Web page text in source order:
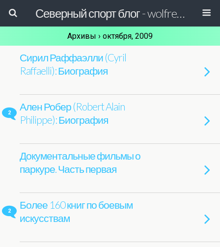
Северный спорт блог - wolfreactor
Архивы › октября, 2009
Сирил Раффаэлли (Cyril
Raffaelli): Биография
2
Ален Робер (Robert Alain
Philippe): Биография
Документальные фильмы о
паркуре. Часть первая
2
Более 160 книг по боевым
искусствам